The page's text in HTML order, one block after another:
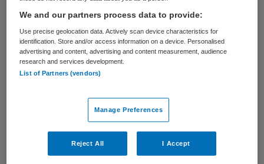
afspraak uitgesteld tot na de
quarantaineperiode van 14 dagen. Deze
regels gelden al voor mensen die in
thuisquarantaine zitten op last van de GGD.
Patiënten die moeten worden opgenomen
na een bezoek aan een land of regio waar
We and our partners process data to provide:
Use precise geolocation data. Actively scan device characteristics for
identification. Store and/or access information on a device. Personalised
advertising and content, advertising and content measurement, audience
research and services development.
List of Partners (vendors)
Manage Preferences
Reject All I Accept